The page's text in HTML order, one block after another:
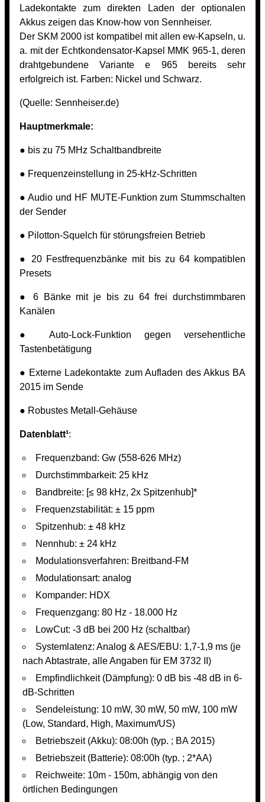
Ladekontakte zum direkten Laden der optionalen
Akkus zeigen das Know-how von Sennheiser.
Der SKM 2000 ist kompatibel mit allen ew-Kapseln, u.
a. mit der Echtkondensator-Kapsel MMK 965-1, deren
drahtgebundene Variante e 965 bereits sehr
erfolgreich ist. Farben: Nickel und Schwarz.
(Quelle: Sennheiser.de)
Hauptmerkmale:
● bis zu 75 MHz Schaltbandbreite
● Frequenzeinstellung in 25-kHz-Schritten
● Audio und HF MUTE-Funktion zum Stummschalten
der Sender
● Pilotton-Squelch für störungsfreien Betrieb
● 20 Festfrequenzbänke mit bis zu 64 kompatiblen
Presets
● 6 Bänke mit je bis zu 64 frei durchstimmbaren
Kanälen
● Auto-Lock-Funktion gegen versehentliche
Tastenbetätigung
● Externe Ladekontakte zum Aufladen des Akkus BA
2015 im Sende
● Robustes Metall-Gehäuse
Datenblatt¹:
Frequenzband: Gw (558-626 MHz)
Durchstimmbarkeit: 25 kHz
Bandbreite: [≤ 98 kHz, 2x Spitzenhub]*
Frequenzstabilität: ± 15 ppm
Spitzenhub: ± 48 kHz
Nennhub: ± 24 kHz
Modulationsverfahren: Breitband-FM
Modulationsart: analog
Kompander: HDX
Frequenzgang: 80 Hz - 18.000 Hz
LowCut: -3 dB bei 200 Hz (schaltbar)
Systemlatenz: Analog & AES/EBU: 1,7-1,9 ms (je
nach Abtastrate, alle Angaben für EM 3732 II)
Empfindlichkeit (Dämpfung): 0 dB bis -48 dB in 6-
dB-Schritten
Sendeleistung: 10 mW, 30 mW, 50 mW, 100 mW
(Low, Standard, High, Maximum/US)
Betriebszeit (Akku): 08:00h (typ. ; BA 2015)
Betriebszeit (Batterie): 08:00h (typ. ; 2*AA)
Reichweite: 10m - 150m, abhängig von den
örtlichen Bedingungen